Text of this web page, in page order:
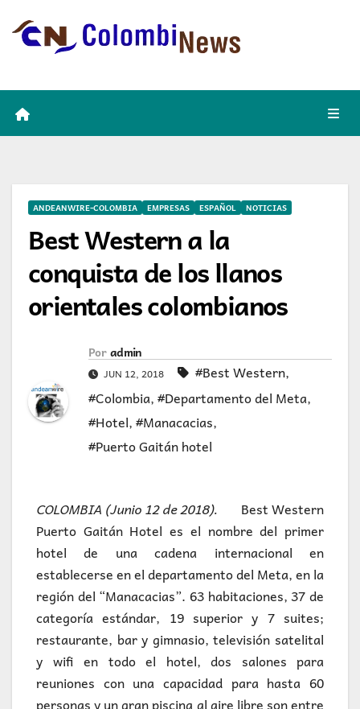
ANDEANWIRE-COLOMBIA EMPRESAS ESPAÑOL NOTICIAS
Best Western a la
conquista de los llanos
orientales colombianos
Por admin
JUN 12, 2018 #Best Western,
#Colombia,#Departamento del Meta,
#Hotel,#Manacacias,
#Puerto Gaitán hotel
COLOMBIA (Junio 12 de 2018). Best Western
Puerto Gaitán Hotel es el nombre del primer
hotel de una cadena internacional en
establecerse en el departamento del Meta, en la
región del “Manacacias”. 63 habitaciones, 37 de
categoría estándar, 19 superior y 7 suites;
restaurante, bar y gimnasio, televisión satelital
y wifi en todo el hotel, dos salones para
reuniones con una capacidad para hasta 60
personas y un gran piscina al aire libre son entre